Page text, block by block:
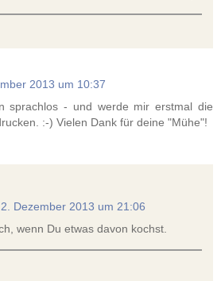
2013 um 10:37
sprachlos - und werde mir erstmal die
:-) Vielen Dank für deine "Mühe"!
2. Dezember 2013 um 21:06
wenn Du etwas davon kochst.